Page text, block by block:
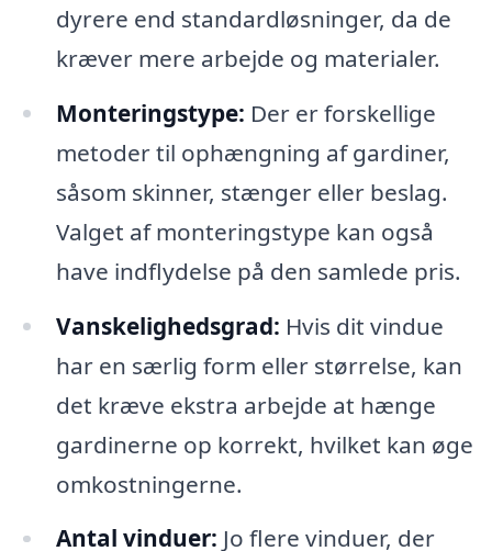
dyrere end standardløsninger, da de
kræver mere arbejde og materialer.
Monteringstype: Der er forskellige
metoder til ophængning af gardiner,
såsom skinner, stænger eller beslag.
Valget af monteringstype kan også
have indflydelse på den samlede pris.
Vanskelighedsgrad: Hvis dit vindue
har en særlig form eller størrelse, kan
det kræve ekstra arbejde at hænge
gardinerne op korrekt, hvilket kan øge
omkostningerne.
Antal vinduer: Jo flere vinduer, der